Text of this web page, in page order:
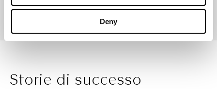
Deny
RECYCLED
Storie di successo